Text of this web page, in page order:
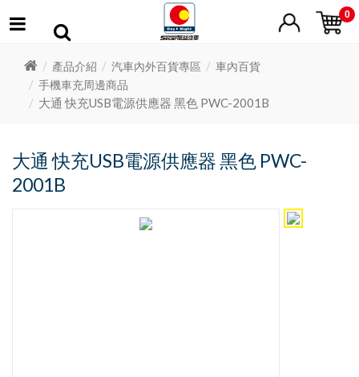
0
產品介紹 汽車內外百貨專區
車內百貨
手機車充周邊商品
大通 快充USB電源供應器 黑色 PWC-2001B
大通 快充USB電源供應器 黑色 PWC-
2001B